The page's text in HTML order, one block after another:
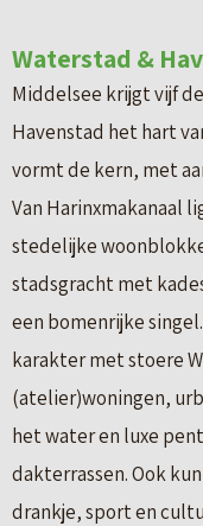
Waterstad &
Middelsee krijgt vijf
Havenstad het hart
vormt de kern, met
Van Harinxmakanaal
stedelijke
stadsgracht met
een bomenrijke
karakter met stoere
(atelier)woningen,
het water en luxe
dakterrassen. Ook
drankje, sport en